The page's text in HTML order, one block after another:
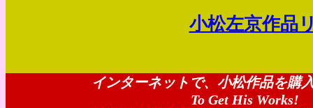
小松左京作品
インターネットで、小松作品を
To Get His Works!